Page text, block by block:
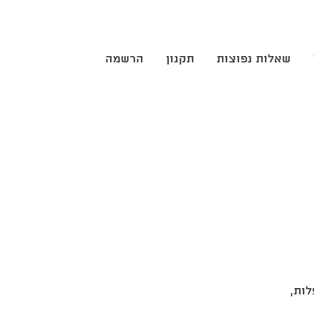
שאלות נפוצות תקנון הרשמה